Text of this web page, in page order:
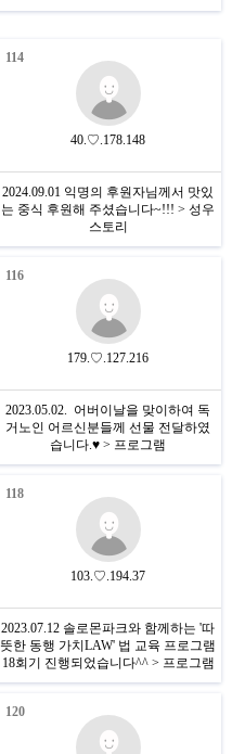
114
40.♡.178.148
2024.09.01 익명의 후원자님께서 맛있
는 중식 후원해 주셨습니다~!!! > 성우
스토리
116
179.♡.127.216
2023.05.02. 어버이날을 맞이하여 독
거노인 어르신분들께 선물 전달하였
습니다.♥ > 프로그램
118
103.♡.194.37
2023.07.12 솔로몬파크와 함께하는 '따
뜻한 동행 가치LAW' 법 교육 프로그램
18회기 진행되었습니다^^ > 프로그램
120